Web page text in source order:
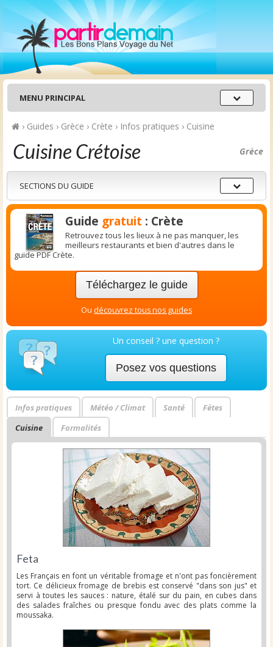
Menu
principal
MENU PRINCIPAL
› Guides › Grèce › Crète › Infos pratiques › Cuisine
Grèce
Cuisine Crétoise
Sections
du
guide
SECTIONS DU GUIDE
Guide gratuit : Crète
Retrouvez tous les lieux à ne pas manquer, les
meilleurs restaurants et bien d'autres dans le
guide PDF Crète.
Téléchargez le guide
Ou découvrez tous nos guides
Un conseil ? une question ?
Posez vos questions
Infos pratiques Météo / Climat Santé
Fêtes
Cuisine
Formalités
Feta
Les Français en font un véritable fromage et n'ont pas foncièrement
tort. Ce délicieux fromage de brebis est conservé "dans son jus" et
servi à toutes les sauces : nature, étalé sur du pain, en cubes dans
des salades fraîches ou presque fondu avec des plats comme la
moussaka.